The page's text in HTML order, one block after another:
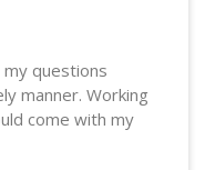
my questions
manner. Working
come with my